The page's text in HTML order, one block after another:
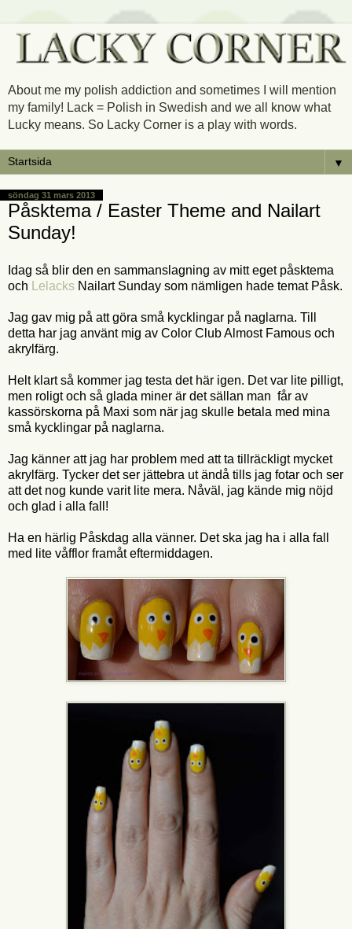
About me my polish addiction and sometimes I will mention
my family! Lack = Polish in Swedish and we all know what
Lucky means. So Lacky Corner is a play with words.
▼
söndag 31 mars 2013
Påsktema / Easter Theme and Nailart
Sunday!
Idag så blir den en sammanslagning av mitt eget påsktema
och Lelacks Nailart Sunday som nämligen hade temat Påsk.
Jag gav mig på att göra små kycklingar på naglarna. Till
detta har jag använt mig av Color Club Almost Famous och
akrylfärg.
Helt klart så kommer jag testa det här igen. Det var lite pilligt,
men roligt och så glada miner är det sällan man får av
kassörskorna på Maxi som när jag skulle betala med mina
små kycklingar på naglarna.
Jag känner att jag har problem med att ta tillräckligt mycket
akrylfärg. Tycker det ser jättebra ut ändå tills jag fotar och ser
att det nog kunde varit lite mera. Nåväl, jag kände mig nöjd
och glad i alla fall!
Ha en härlig Påskdag alla vänner. Det ska jag ha i alla fall
med lite våfflor framåt eftermiddagen.